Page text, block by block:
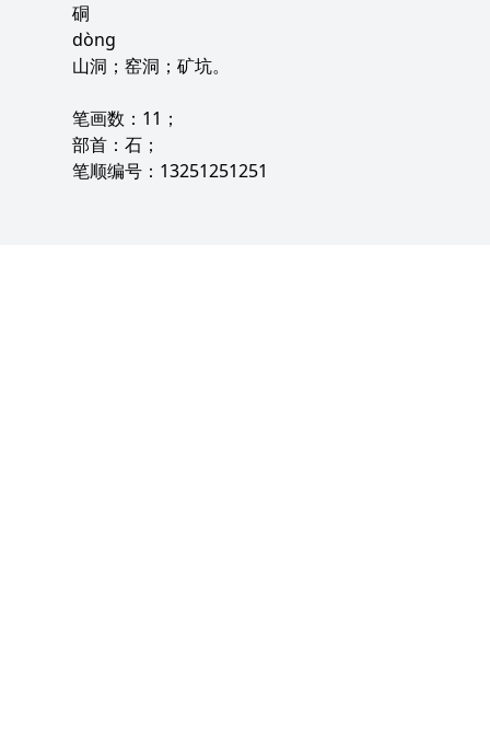
硐
dòng
山洞；窑洞；矿坑。
笔画数：11；
部首：石；
笔顺编号：13251251251